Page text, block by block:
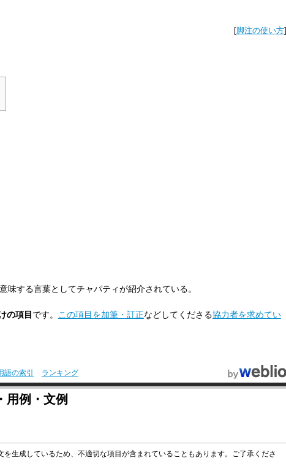
[脚注の使い方]
味する言葉としてチャパティが紹介されている。
の項目 です。 この項目を加筆・訂正などしてくださる協力者を求めてい
語の索引 ランキング
用例・文例
生成しているため、不適切な項目が含まれていることもあります。ご了承くださ